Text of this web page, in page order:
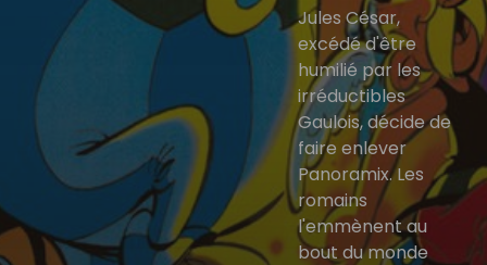
Jules César,
excédé d'être
humilié par les
irréductibles
Gaulois, décide de
faire enlever
Panoramix. Les
romains
l'emmènent au
bout du monde